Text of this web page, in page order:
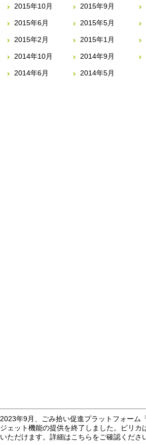
2015年10月 2015年9月
2015年6月 2015年5月
2015年2月 2015年1月
2014年10月 2014年9月
2014年6月 2014年5月
2023年9月、ごみ拾い促進プラットフォーム
ジェット機能の提供を終了しました。ピリカ
いただけます。詳細はこちらをご確認くださ